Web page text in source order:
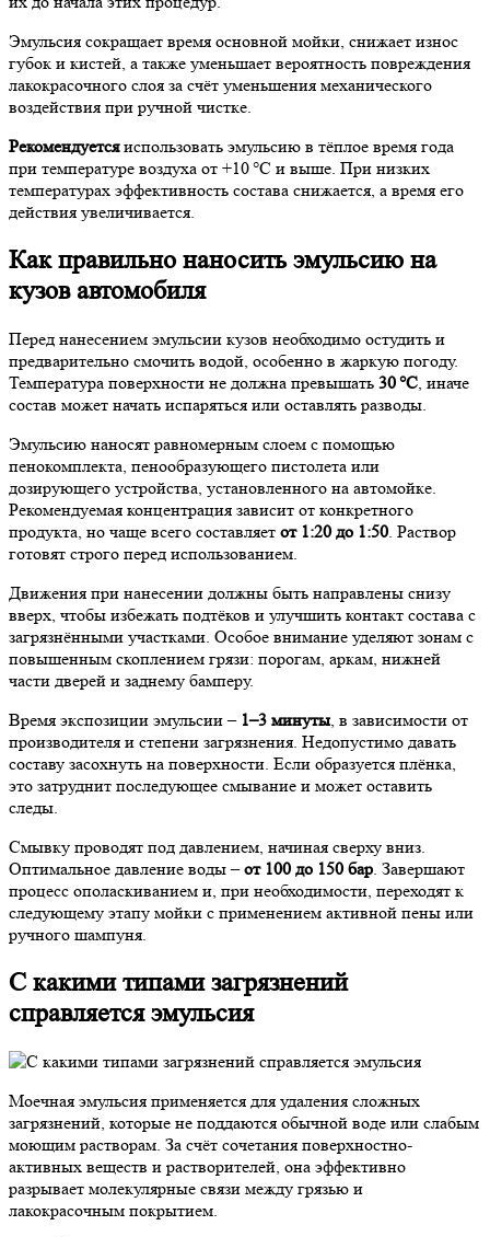
Эмульсия сокращает время основной мойки, снижает износ
губок и кистей, а также уменьшает вероятность повреждения
лакокрасочного слоя за счёт уменьшения механического
воздействия при ручной чистке.
Рекомендуетсяиспользовать эмульсию в тёплое время года
при температуре воздуха от +10 °C и выше. При низких
температурах эффективность состава снижается, а время его
действия увеличивается.
Как правильно наносить эмульсию на
кузов автомобиля
Перед нанесением эмульсии кузов необходимо остудить и
предварительно смочить водой, особенно в жаркую погоду.
Температура поверхности не должна превышать 30 °C, иначе
состав может начать испаряться или оставлять разводы.
Эмульсию наносят равномерным слоем с помощью
пенокомплекта, пенообразующего пистолета или
дозирующего устройства, установленного на автомойке.
Рекомендуемая концентрация зависит от конкретного
продукта, но чаще всего составляет от 1:20 до 1:50. Раствор
готовят строго перед использованием.
Движения при нанесении должны быть направлены снизу
вверх, чтобы избежать подтёков и улучшить контакт состава с
загрязнёнными участками. Особое внимание уделяют зонам с
повышенным скоплением грязи: порогам, аркам, нижней
части дверей и заднему бамперу.
Время экспозиции эмульсии – 1–3 минуты, в зависимости от
производителя и степени загрязнения. Недопустимо давать
составу засохнуть на поверхности. Если образуется плёнка,
это затруднит последующее смывание и может оставить
следы.
Смывку проводят под давлением, начиная сверху вниз.
Оптимальное давление воды –от 100 до 150 бар. Завершают
процесс ополаскиванием и, при необходимости, переходят к
следующему этапу мойки с применением активной пены или
ручного шампуня.
С какими типами загрязнений
справляется эмульсия
Моечная эмульсия применяется для удаления сложных
загрязнений, которые не поддаются обычной воде или слабым
моющим растворам. За счёт сочетания поверхностно-
активных веществ и растворителей, она эффективно
разрывает молекулярные связи между грязью и
лакокрасочным покрытием.